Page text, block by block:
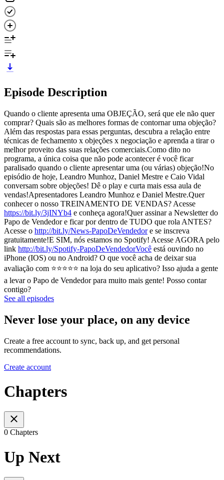
Episode Description
Quando o cliente apresenta uma OBJEÇÃO, será que ele não quer
comprar? Quais são as melhores formas de contornar uma objeção?
Além das respostas para essas perguntas, descubra a relação entre
técnicas de fechamento x objeções x negociação e aprenda a tirar o
melhor proveito das suas relações comerciais.Como dito no
programa, a única coisa que não pode acontecer é você ficar
paralisado quando o cliente apresentar uma (ou várias) objeção!No
episódio de hoje, Leandro Munhoz, Daniel Mestre e Caio Vidal
conversam sobre objeções! Dê o play e curta mais essa aula de
vendas!Apresentadores Leandro Munhoz e Daniel Mestre.Quer
conhecer o nosso TREINAMENTO DE VENDAS? Acesse
https://bit.ly/3jINYb4 e conheça agora!Quer assinar a Newsletter do
Papo de Vendedor e ficar por dentro de TUDO que rola ANTES?
Acesse o http://bit.ly/News-PapoDeVendedore se inscreva
gratuitamente!E SIM, nós estamos no Spotify! Acesse AGORA pelo
link http://bit.ly/Spotify-PapoDeVendedorVocê está ouvindo no
iPhone (IOS) ou no Android? O que você acha de deixar sua
avaliação com ⭐⭐⭐⭐⭐ na loja do seu aplicativo? Isso ajuda a gente
a levar o Papo de Vendedor para muito mais gente! Posso contar
contigo?
See all episodes
Never lose your place, on any device
Create a free account to sync, back up, and get personal
recommendations.
Create account
Chapters
0 Chapters
Up Next